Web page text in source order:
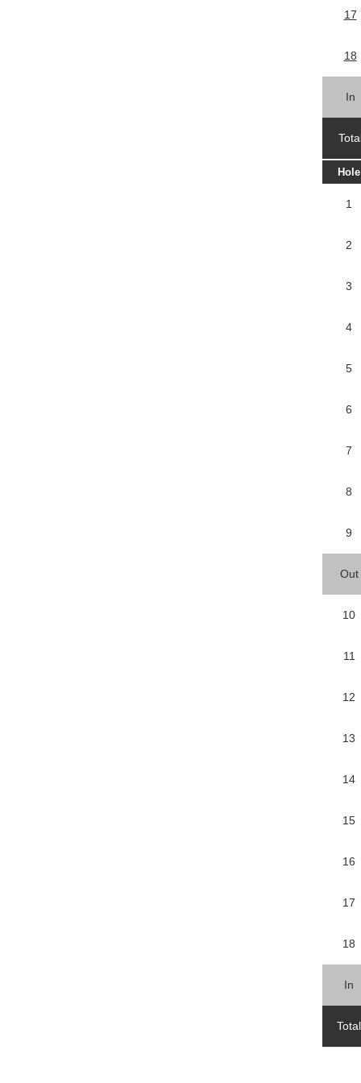
17
18
In
Hole
1
2
3
4
5
6
7
8
9
Out
10
11
12
13
14
15
16
17
18
In
Total